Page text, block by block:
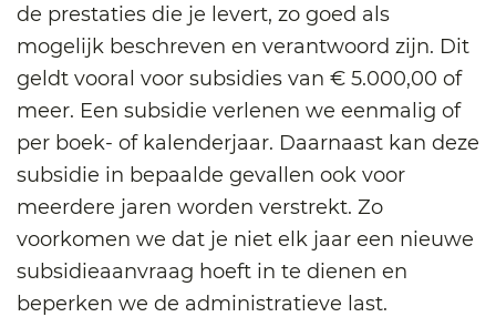
de prestaties die je levert, zo goed als
mogelijk beschreven en verantwoord zijn. Dit
geldt vooral voor subsidies van € 5.000,00 of
meer. Een subsidie verlenen we eenmalig of
per boek- of kalenderjaar. Daarnaast kan deze
subsidie in bepaalde gevallen ook voor
meerdere jaren worden verstrekt. Zo
voorkomen we dat je niet elk jaar een nieuwe
subsidieaanvraag hoeft in te dienen en
beperken we de administratieve last.